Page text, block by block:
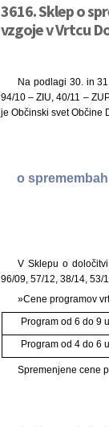
3616. Sklep o
vzgoje v Vrtcu
Na podlagi 30. in
94/10 – ZIU, 40/11 –
je Občinski svet Občine
o
V Sklepu o
96/09, 57/12, 38/14, 53/
»Cene programov
Program od 6 do 9
Program od 4 do 6
Spremenjene cene